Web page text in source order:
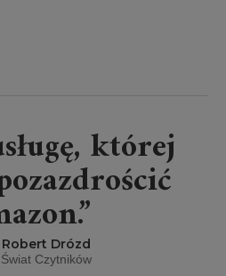
której
Robert Drózd
Świat Czytników